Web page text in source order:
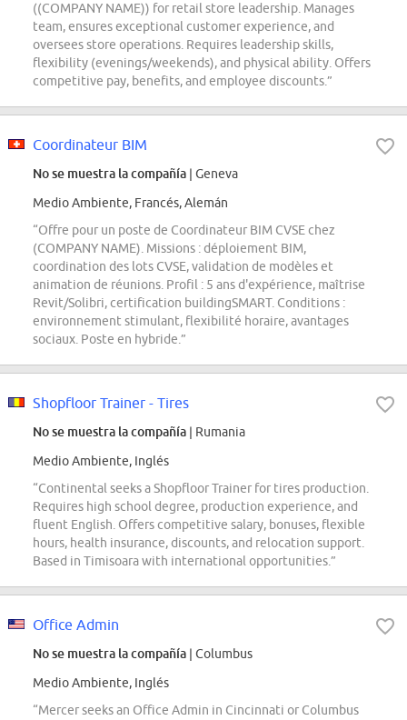
((COMPANY NAME)) for retail store leadership. Manages
team, ensures exceptional customer experience, and
oversees store operations. Requires leadership skills,
flexibility (evenings/weekends), and physical ability. Offers
competitive pay, benefits, and employee discounts.”
Coordinateur BIM
No se muestra la compañía | Geneva
Medio Ambiente, Francés, Alemán
“Offre pour un poste de Coordinateur BIM CVSE chez
(COMPANY NAME). Missions : déploiement BIM,
coordination des lots CVSE, validation de modèles et
animation de réunions. Profil : 5 ans d'expérience, maîtrise
Revit/Solibri, certification buildingSMART. Conditions :
environnement stimulant, flexibilité horaire, avantages
sociaux. Poste en hybride.”
Shopfloor Trainer - Tires
No se muestra la compañía | Rumania
Medio Ambiente, Inglés
“Continental seeks a Shopfloor Trainer for tires production.
Requires high school degree, production experience, and
fluent English. Offers competitive salary, bonuses, flexible
hours, health insurance, discounts, and relocation support.
Based in Timisoara with international opportunities.”
Office Admin
No se muestra la compañía | Columbus
Medio Ambiente, Inglés
“Mercer seeks an Office Admin in Cincinnati or Columbus